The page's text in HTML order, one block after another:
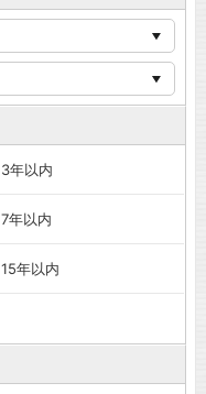
3年以内
7年以内
15年以内